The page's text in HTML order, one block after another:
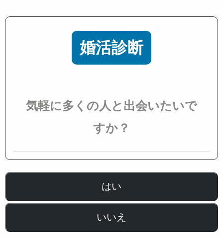
婚活診断
気軽に多くの人と出会いたいで
すか？
はい
いいえ